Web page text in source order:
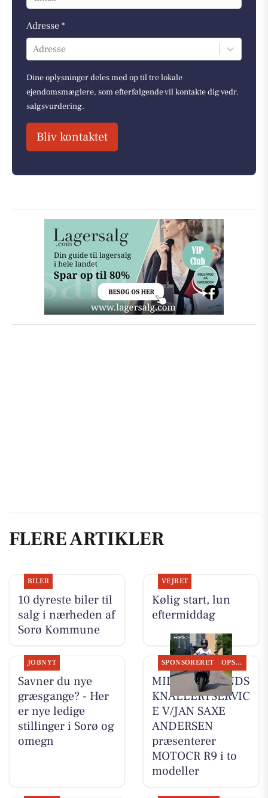
Adresse *
Adresse
Dine oplysninger deles med op til tre lokale
ejendomsmæglere, som efterfølgende vil kontakte dig vedr.
salgsvurdering.
Bliv kontaktet
FLERE ARTIKLER
BILER
10 dyreste biler til
salg i nærheden af
Sorø Kommune
VEJRET
Kølig start, lun
eftermiddag
JOBNYT
Savner du nye
græsgange? - Her
er nye ledige
stillinger i Sorø og
omegn
SPONSORERET OPSLAGSTAVLEN
MIDTSJÆLLANDS
KNALLERTSERVIC
E V/JAN SAXE
ANDERSEN
præsenterer
MOTOCR R9 i to
modeller